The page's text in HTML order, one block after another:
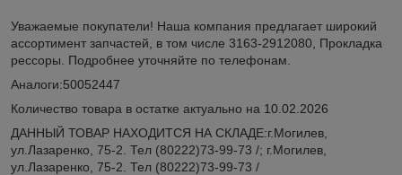
Уважаемые покупатели! Наша компания предлагает широкий
ассортимент запчастей, в том числе 3163-2912080, Прокладка
рессоры. Подробнее уточняйте по телефонам.
Аналоги:50052447
Количество товара в остатке актуально на 10.02.2026
ДАННЫЙ ТОВАР НАХОДИТСЯ НА СКЛАДE:г.Могилев,
ул.Лазаренко, 75-2. Тел (80222)73-99-73 /; г.Могилев,
ул.Лазаренко, 75-2. Тел (80222)73-99-73 /